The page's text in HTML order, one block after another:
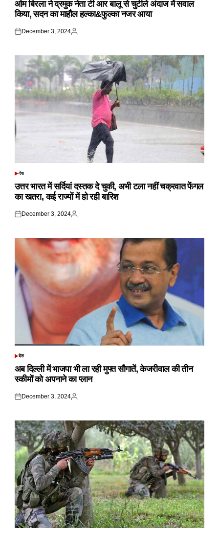
ओम बिरला ने द्रमुक नेता टी आर बालू से चुटीले अंदाज में सवाल
किया, सदन का माहौल हल्का&फुल्का नजर आया
Posted
December 3, 2024
Posted
POSTED
देश
उत्तर भारत में सर्दियां दस्तक दे चुकी, अभी टला नहीं चक्रवात फेंगल
का खतरा, कई राज्यों में हो रही बारिश
Posted
December 3, 2024
Posted
POSTED
देश
अब दिल्ली में भाजपा भी ला रही मुफ्त सौगातें, केजरीवाल की तीन
स्कीमों को अपनाने का प्लान
Posted
December 3, 2024
Posted